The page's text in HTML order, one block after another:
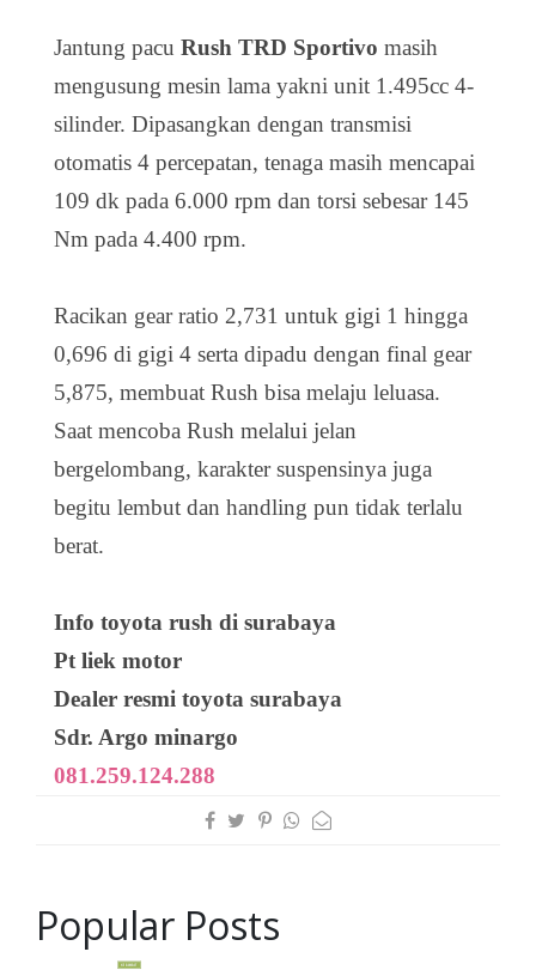
Jantung pacu Rush TRD Sportivo masih
meng­usung mesin lama yakni unit 1.495cc 4-
silinder. Di­pasang­kan dengan transmisi
otomatis 4 percepatan, tenaga masih mencapai
109 dk pada 6.000 rpm dan torsi sebesar 145
Nm pada 4.400 rpm.
Racikan gear ratio 2,731 untuk gigi 1 hingga
0,696 di gigi 4 serta dipadu dengan final gear
5,875, membuat Rush bisa melaju leluasa.
Saat mencoba Rush melalui jelan
bergelombang, karakter suspensinya juga
begitu lembut dan handling pun tidak terlalu
berat.
Info toyota rush di surabaya
Pt liek motor
Dealer resmi toyota surabaya
Sdr. Argo minargo
081.259.124.288
Popular Posts